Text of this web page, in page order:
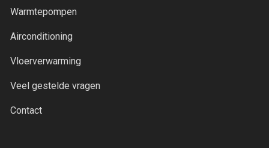
Warmtepompen
Airconditioning
Vloerverwarming
Veel gestelde vragen
Contact